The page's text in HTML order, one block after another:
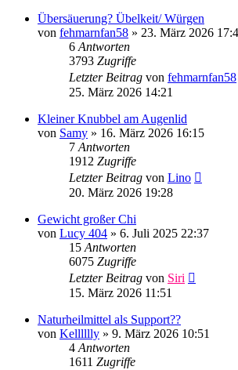
Übersäuerung? Übelkeit/ Würgen
von fehmarnfan58 » 23. März 2026
6 Antworten
3793 Zugriffe
Letzter Beitrag von fehmarnfan58
25. März 2026 14:21
Kleiner Knubbel am Augenlid
von Samy » 16. März 2026 16:15
7 Antworten
1912 Zugriffe
Letzter Beitrag von Lino
20. März 2026 19:28
Gewicht großer Chi
von Lucy 404 » 6. Juli 2025 22:37
15 Antworten
6075 Zugriffe
Letzter Beitrag von Siri
15. März 2026 11:51
Naturheilmittel als Support??
von Kelllllly » 9. März 2026 10:51
4 Antworten
1611 Zugriffe